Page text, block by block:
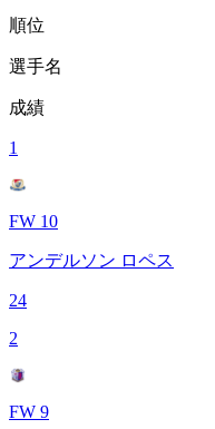
順位
選手名
成績
1
FW 10
アンデルソン ロペス
24
2
FW 9